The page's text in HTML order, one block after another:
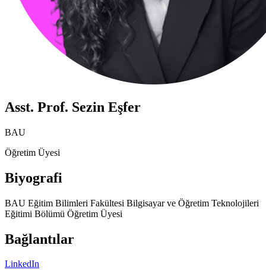
Asst. Prof. Sezin Eşfer
BAU
Öğretim Üyesi
Biyografi
BAU Eğitim Bilimleri Fakültesi Bilgisayar ve Öğretim Teknolojileri
Eğitimi Bölümü Öğretim Üyesi
Bağlantılar
LinkedIn